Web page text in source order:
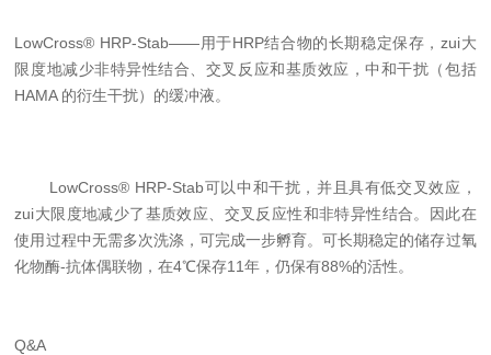
LowCross® HRP-Stab——用于HRP结合物的长期稳定保存，zui大
限度地减少非特异性结合、交叉反应和基质效应，中和干扰（包括
HAMA 的衍生干扰）的缓冲液。
LowCross® HRP-Stab可以中和干扰，并且具有低交叉效应，
zui大限度地减少了基质效应、交叉反应性和非特异性结合。因此在
使用过程中无需多次洗涤，可完成一步孵育。可长期稳定的储存过氧
化物酶-抗体偶联物，在4℃保存11年，仍保有88%的活性。
Q&A